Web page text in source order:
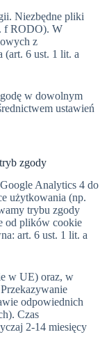
Niezbędne pliki
f RODO). W
z
(art. 6 ust. 1 lit. a
w dowolnym
ustawień
zgody
Analytics 4 do
użytkowania (np.
trybu zgody
od plików cookie
art. 6 ust. 1 lit. a
w UE) oraz, w
odpowiednich
Czas
2-14 miesięcy